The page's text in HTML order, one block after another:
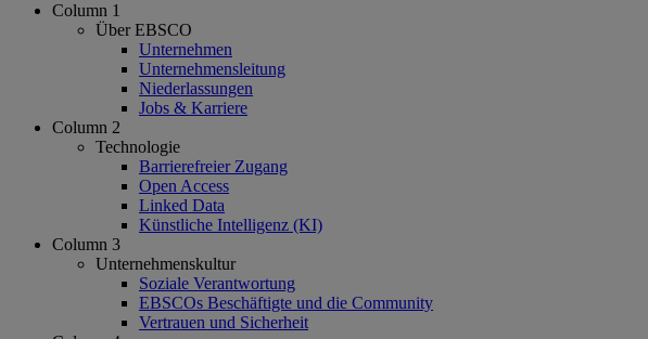
Column 1
Über EBSCO
Unternehmen
Unternehmensleitung
Niederlassungen
Jobs & Karriere
Column 2
Technologie
Barrierefreier Zugang
Open Access
Linked Data
Künstliche Intelligenz (KI)
Column 3
Unternehmenskultur
Soziale Verantwortung
EBSCOs Beschäftigte und die Community
Vertrauen und Sicherheit